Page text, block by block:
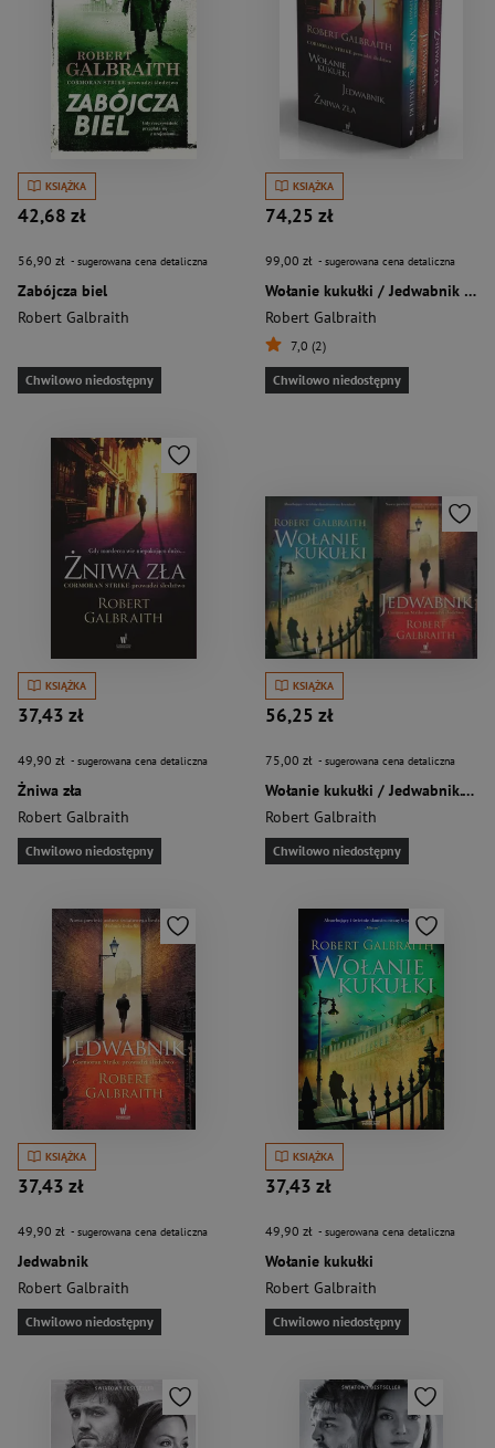
KSIĄŻKA
42,68 zł
56,90 zł - sugerowana cena detaliczna
Zabójcza biel
Robert Galbraith
Chwilowo niedostępny
KSIĄŻKA
74,25 zł
99,00 zł - sugerowana cena detaliczna
Wołanie kukułki / Jedwabnik / Żniwa zła pakiet
Robert Galbraith
7,0 (2)
Chwilowo niedostępny
KSIĄŻKA
37,43 zł
49,90 zł - sugerowana cena detaliczna
Żniwa zła
Robert Galbraith
Chwilowo niedostępny
KSIĄŻKA
56,25 zł
75,00 zł - sugerowana cena detaliczna
Wołanie kukułki / Jedwabnik. Pakiet
Robert Galbraith
Chwilowo niedostępny
KSIĄŻKA
37,43 zł
49,90 zł - sugerowana cena detaliczna
Jedwabnik
Robert Galbraith
Chwilowo niedostępny
KSIĄŻKA
37,43 zł
49,90 zł - sugerowana cena detaliczna
Wołanie kukułki
Robert Galbraith
Chwilowo niedostępny